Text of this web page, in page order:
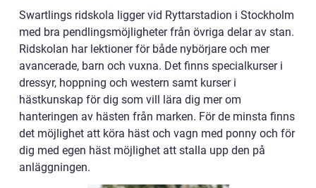
Swartlings ridskola ligger vid Ryttarstadion i Stockholm
med bra pendlingsmöjligheter från övriga delar av stan.
Ridskolan har lektioner för både nybörjare och mer
avancerade, barn och vuxna. Det finns specialkurser i
dressyr, hoppning och western samt kurser i
hästkunskap för dig som vill lära dig mer om
hanteringen av hästen från marken. För de minsta finns
det möjlighet att köra häst och vagn med ponny och för
dig med egen häst möjlighet att stalla upp den på
anläggningen.